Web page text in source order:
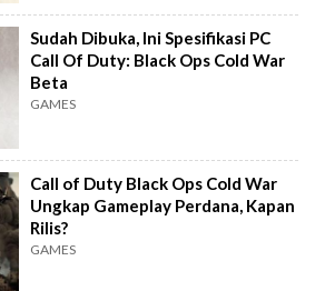
Sudah Dibuka, Ini Spesifikasi PC
Call Of Duty: Black Ops Cold War
Beta
GAMES
Call of Duty Black Ops Cold War
Ungkap Gameplay Perdana, Kapan
Rilis?
GAMES